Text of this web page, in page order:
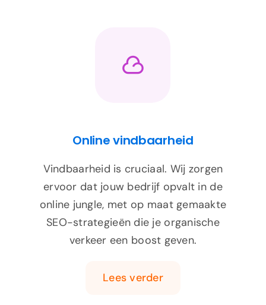
Online vindbaarheid
Vindbaarheid is cruciaal. Wij zorgen
ervoor dat jouw bedrijf opvalt in de
online jungle, met op maat gemaakte
SEO-strategieën die je organische
verkeer een boost geven.
Lees verder